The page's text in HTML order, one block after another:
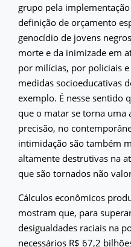
grupo pela
definição de orçamento
genocídio de jovens
morte e da inimizade em
por milícias, por policiais
medidas socioeducativas
exemplo. É nesse sentido
que o matar se torna uma
precisão, no
intimidação são também
altamente destrutivas na
que são tornados não
Cálculos econômicos
mostram que, para
desigualdades raciais na
necessários R$ 67,2